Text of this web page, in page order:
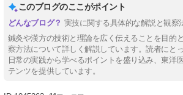
このブログのここがポイント
実技に関する具体的な解説と観察
鍼灸や漢方の技術と理論を広く伝えることを目的
察方法について詳しく解説しています。読者にと
日常の実践から学べるポイントを盛り込み、東洋
テンツを提供しています。